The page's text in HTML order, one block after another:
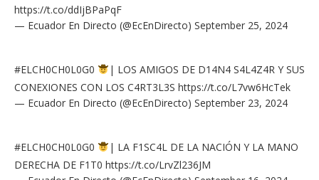
https://t.co/ddIjBPaPqF
— Ecuador En Directo (@EcEnDirecto) September 25, 2024
#ELCH0CH0L0G0
| LOS AMIGOS DE D14N4 S4L4Z4R Y SUS
CONEXIONES CON LOS C4RT3L3S https://t.co/L7vw6HcTek
— Ecuador En Directo (@EcEnDirecto) September 23, 2024
#ELCH0CH0L0G0
| LA F1SC4L DE LA NACIÓN Y LA MANO
DERECHA DE F1T0 https://t.co/LrvZl236JM